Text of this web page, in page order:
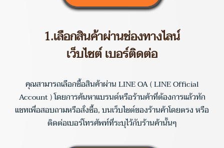
1.เลือกสินค้าผ่านช่องทางไลน์
เว็บไซต์ เบอร์ติดต่อ
คุณสามารถเลือกซื้อสินค้าผ่าน LINE OA ( LINE Official
Account ) โดยการค้นหาแบรนด์หรือร้านค้าที่ต้องการแล้วทัก
แชทเพื่อสอบถามหรือสั่งซื้อ, บนเว็บไซต์ของร้านค้าโดยตรง หรือ
ติดต่อเบอร์โทรศัพท์ที่ระบุไว้กับร้านค้านั้นๆ